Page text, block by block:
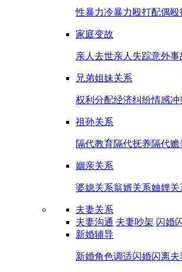
性暴力冷暴力 殴打配偶
家庭变故
亲人去世亲人失踪意外事
兄弟姐妹关系
权利分配经济纠纷情感冲
祖孙关系
隔代教育隔代抚养隔代赡
姻亲关系
婆媳关系翁婿关系妯娌关
夫妻关系
夫妻沟通 夫妻吵架 闪婚
新婚辅导
新婚角色调适闪婚闪离夫